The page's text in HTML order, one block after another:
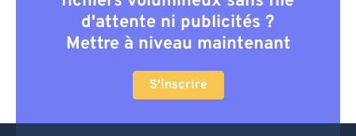
d'attente ni publicités ?
Mettre à niveau maintenant
S'inscrire